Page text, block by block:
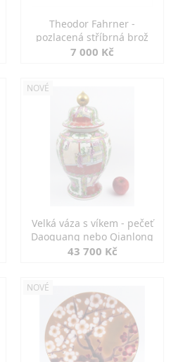
Theodor Fahrner -
pozlacená stříbrná brož
7 000 Kč
NOVÉ
Velká váza s víkem - pečeť
Daoguang nebo Qianlong
43 700 Kč
NOVÉ